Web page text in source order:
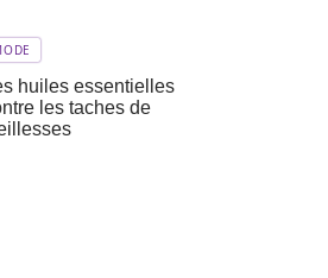
huiles essentielles
les taches de